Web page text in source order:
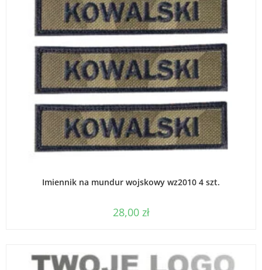
Imiennik na mundur wojskowy wz2010 4 szt.
28,00 zł